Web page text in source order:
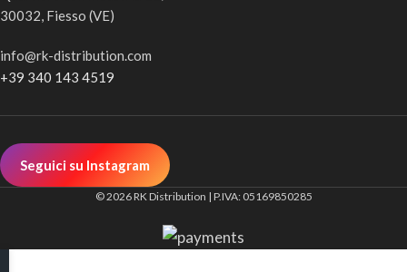
30032, Fiesso (VE)
info@rk-distribution.com
+39 340 143 4519
Seguici su Instagram
© 2026 RK Distribution | P.IVA: 05169850285